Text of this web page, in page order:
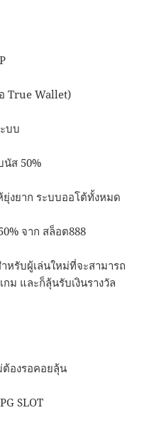
True Wallet)
บบ
นัส 50%
งยาก ระบบออโต้ทั้งหมด
จาก สล็อต888
หรับผู้เล่นใหม่ที่จะสามารถ
ม และก็ลุ้นรับเงินรางวัล
ต้องรอคอยลุ้น
SLOT